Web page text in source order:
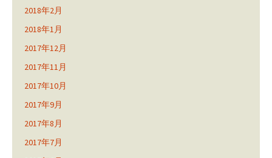
2018年2月
2018年1月
2017年12月
2017年11月
2017年10月
2017年9月
2017年8月
2017年7月